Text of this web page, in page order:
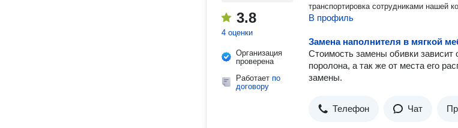
3.8
4 оценки
Организация
проверена
Работает по
договору
транспортировка сотрудниками нашей
В профиль
Стоимость замены обивки зависит
поролона, а так же от места его
замены.
Телефон Чат